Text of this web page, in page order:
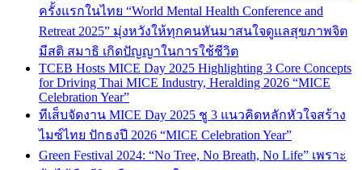
ครั้งแรกในไทย “World Mental Health Conference and
Retreat 2025” มุ่งหวังให้ทุกคนหันมาสนใจดูแลสุขภาพจิต
มีสติ สมาธิ เกิดปัญญาในการใช้ชีวิต
TCEB Hosts MICE Day 2025 Highlighting 3 Core Concepts
for Driving Thai MICE Industry, Heralding 2026 “MICE
Celebration Year”
ทีเส็บจัดงาน MICE Day 2025 ชู 3 แนวคิดหลักหัวใจสร้าง
ไมซ์ไทย ปักธงปี 2026 “MICE Celebration Year”
Green Festival 2024: “No Tree, No Breath, No Life” เพราะ